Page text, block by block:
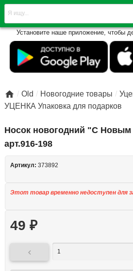
Установите наше приложение, чтобы
 Old Новогодние товары
УЦЕНКА Упаковка для подарков
Носок новогодний "С Новым
арт.916-198
Артикул: 373892
Этот товар временно недоступен для
49 ₽
